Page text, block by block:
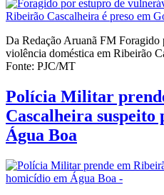
Da Redação Aruanã FM Foragido
violência doméstica em Ribeirão
Fonte: PJC/MT
Polícia Militar
Cascalheira
Água Boa